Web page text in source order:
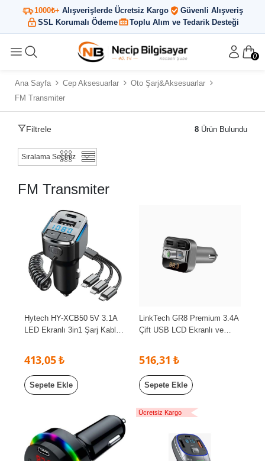
1000₺+ Alışverişlerde Ücretsiz Kargo
Güvenli Alışveriş
SSL Korumalı Ödeme
Toplu Alım ve Tedarik Desteği
0
Ana Sayfa Cep Aksesuarlar
Oto Şarj&Aksesuarlar
FM Transmiter
Filtrele 8 Ürün Bulundu
FM Transmiter
Hytech HY-XCB50 5V 3.1A
LED Ekranlı 3in1 Şarj Kablolu
413,05 ₺
Sepete Ekle
LinkTech GR8 Premium 3.4A
Çift USB LCD Ekranlı ve
516,31 ₺
Sepete Ekle
Ücretsiz Kargo